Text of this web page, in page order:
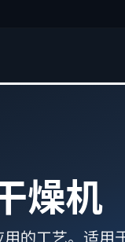
燥机
的工艺。适用